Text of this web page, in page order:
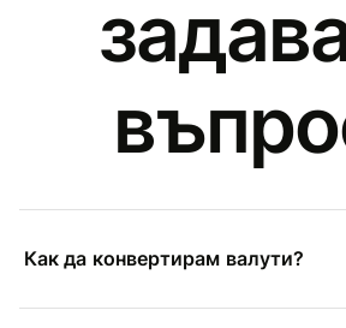
Как да конвертирам валути?